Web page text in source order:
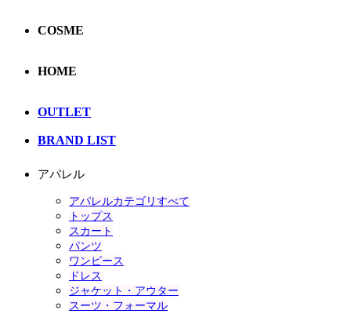
COSME
HOME
OUTLET
BRAND LIST
アパレル
アパレルカテゴリすべて
トップス
スカート
パンツ
ワンピース
ドレス
ジャケット・アウター
スーツ・フォーマル